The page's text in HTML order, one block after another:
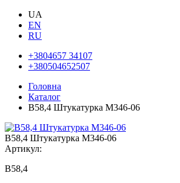
UA
EN
RU
+3804657 34107
+380504652507
Головна
Каталог
В58,4 Штукатурка М346-06
В58,4 Штукатурка М346-06
Артикул:
В58,4